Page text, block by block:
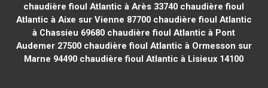
chaudière fioul Atlantic à Arès 33740 chaudière fioul
Atlantic à Aixe sur Vienne 87700chaudière fioul Atlantic
à Chassieu 69680 chaudière fioul Atlantic à Pont
Audemer 27500chaudière fioul Atlantic à Ormesson sur
Marne 94490 chaudière fioul Atlantic à Lisieux 14100